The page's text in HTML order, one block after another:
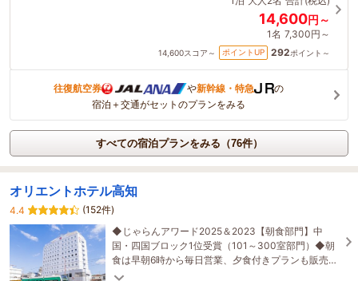
14,600円～
1名 7,300円～
14,600スコア～ ポイントUP 292ポイント～
往復航空券 や新幹線・特急
の
宿泊＋交通がセットのプランをみる
すべての宿泊プランをみる（76件）
オリエントホテル高知
4.4
(152件)
◆じゃらんアワード2025＆2023【朝食部門】中
国・四国ブロック1位受賞（101～300室部門）◆朝
食は早朝6時から毎日営業、夕食付きプランも販売中
◆路面電車「グランド通」下車すぐ、コンビニ隣接